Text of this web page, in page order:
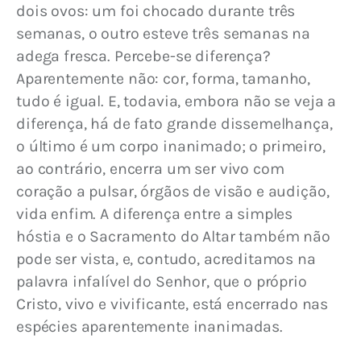
dois ovos: um foi chocado durante três
semanas, o outro esteve três semanas na
adega fresca. Percebe-se diferença?
Aparentemente não: cor, forma, tamanho,
tudo é igual. E, todavia, embora não se veja a
diferença, há de fato grande dissemelhança,
o último é um corpo inanimado; o primeiro,
ao contrário, encerra um ser vivo com
coração a pulsar, órgãos de visão e audição,
vida enfim. A diferença entre a simples
hóstia e o Sacramento do Altar também não
pode ser vista, e, contudo, acreditamos na
palavra infalível do Senhor, que o próprio
Cristo, vivo e vivificante, está encerrado nas
espécies aparentemente inanimadas.